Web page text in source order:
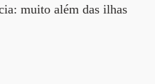
muito além das ilhas